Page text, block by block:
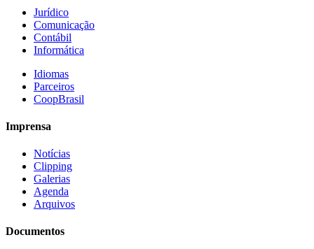
Jurídico
Comunicação
Contábil
Informática
Idiomas
Parceiros
CoopBrasil
Imprensa
Notícias
Clipping
Galerias
Agenda
Arquivos
Documentos